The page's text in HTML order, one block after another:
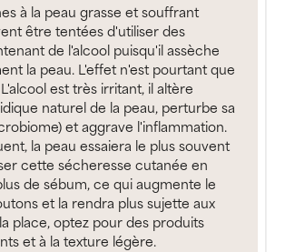
à la peau grasse et souffrant
être tentées d'utiliser des
de l'alcool puisqu'il assèche
la peau. L'effet n'est pourtant que
est très irritant, il altère
naturel de la peau, perturbe sa
et aggrave l'inflammation.
la peau essaiera le plus souvent
cette sécheresse cutanée en
de sébum, ce qui augmente le
et la rendra plus sujette aux
place, optez pour des produits
et à la texture légère.